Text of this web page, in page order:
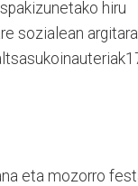
hiru
sozialean
eta mozorro